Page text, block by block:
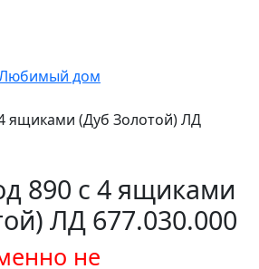
дом
ящиками (Дуб Золотой) ЛД
890 с 4 ящиками
ЛД 677.030.000
не